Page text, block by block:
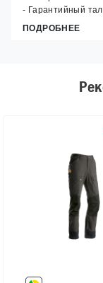
- Гарантийный
ПОДРОБНЕЕ